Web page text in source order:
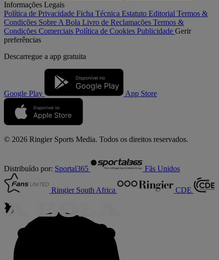
Informações Legais
Política de Privacidade Ficha Técnica Estatuto Editorial Termos &
Condições Sobre A Bola Livro de Reclamações Termos &
Condições Comerciais Política de Cookies Publicidade Gerir
preferências
Descarregue a app gratuita
Google Play App Store
© 2026 Ringier Sports Media. Todos os direitos reservados.
Distribuído por: Sportal365 Fãs Unidos
Ringier South Africa CDE